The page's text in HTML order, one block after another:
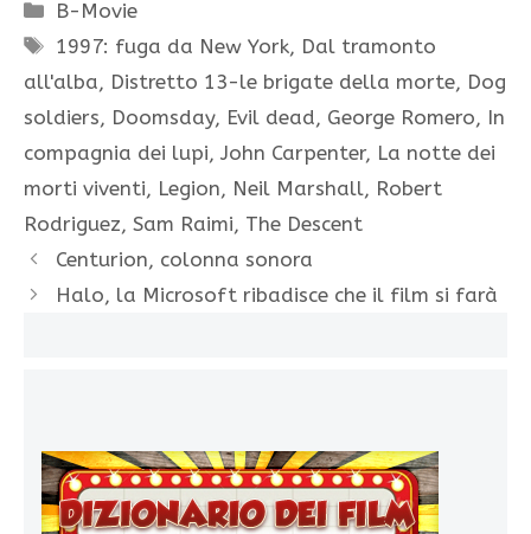
Categorie
B-Movie
Tag
1997: fuga da New York, Dal tramonto
all'alba, Distretto 13-le brigate della morte, Dog
soldiers, Doomsday, Evil dead, George Romero, In
compagnia dei lupi, John Carpenter, La notte dei
morti viventi, Legion, Neil Marshall, Robert
Rodriguez, Sam Raimi, The Descent
Centurion, colonna sonora
Halo, la Microsoft ribadisce che il film si farà